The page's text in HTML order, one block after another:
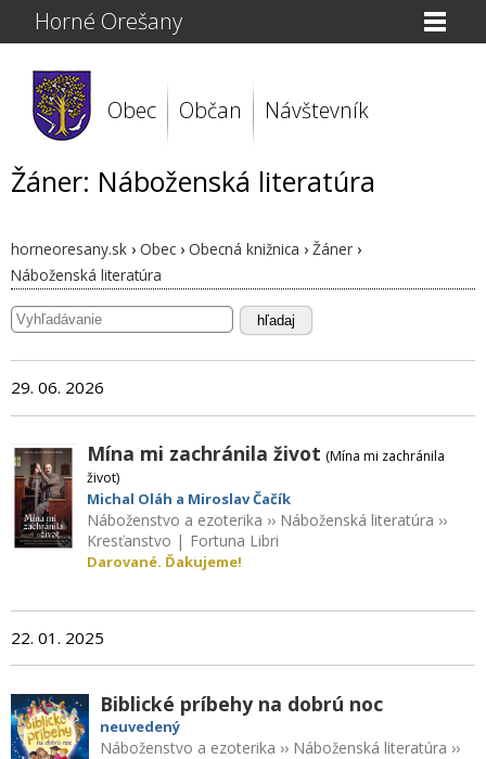
Horné Orešany
Obec Občan Návštevník
Žáner: Náboženská literatúra
horneoresany.sk › Obec › Obecná knižnica › Žáner ›
Náboženská literatúra
hľadaj
29. 06. 2026
Mína mi zachránila život (Mína mi zachránila
život)
Michal Oláh a Miroslav Čačík
Náboženstvo a ezoterika ›› Náboženská literatúra ››
Kresťanstvo | Fortuna Libri
Darované. Ďakujeme!
22. 01. 2025
Biblické príbehy na dobrú noc
neuvedený
Náboženstvo a ezoterika ›› Náboženská literatúra ››